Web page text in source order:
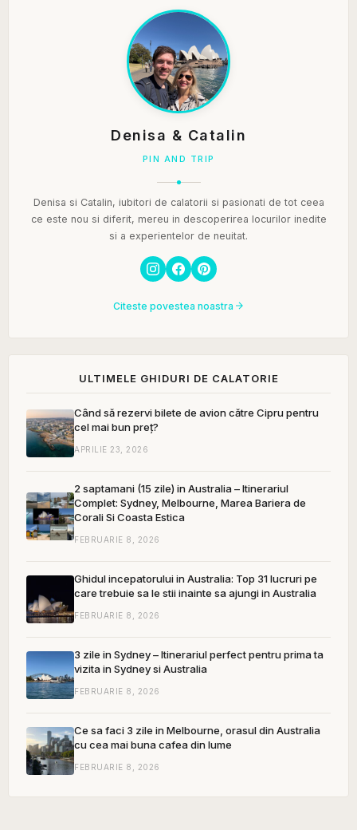
Denisa & Catalin
PIN AND TRIP
Denisa si Catalin, iubitori de calatorii si pasionati de tot ceea
ce este nou si diferit, mereu in descoperirea locurilor inedite
si a experientelor de neuitat.
Citeste povestea noastra
ULTIMELE GHIDURI DE CALATORIE
Când să rezervi bilete de avion către Cipru pentru
cel mai bun preț?
APRILIE 23, 2026
2 saptamani (15 zile) in Australia – Itinerariul
Complet: Sydney, Melbourne, Marea Bariera de
Corali Si Coasta Estica
FEBRUARIE 8, 2026
Ghidul incepatorului in Australia: Top 31 lucruri pe
care trebuie sa le stii inainte sa ajungi in Australia
FEBRUARIE 8, 2026
3 zile in Sydney – Itinerariul perfect pentru prima ta
vizita in Sydney si Australia
FEBRUARIE 8, 2026
Ce sa faci 3 zile in Melbourne, orasul din Australia
cu cea mai buna cafea din lume
FEBRUARIE 8, 2026